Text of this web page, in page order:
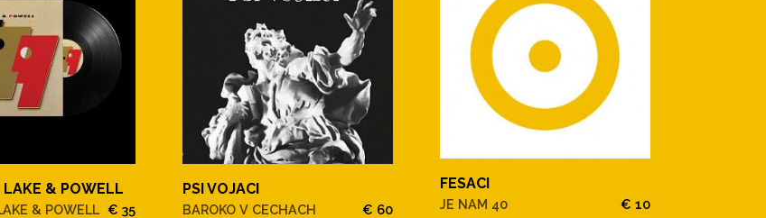
LAKE & POWELL
& POWELL € 35
PSI VOJACI
BAROKO V CECHACH € 60
FESACI
JE NAM 40 € 10